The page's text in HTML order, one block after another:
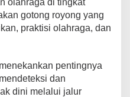
olahraga di tingkat
gotong royong yang
praktisi olahraga, dan
pentingnya
dan
dini melalui jalur